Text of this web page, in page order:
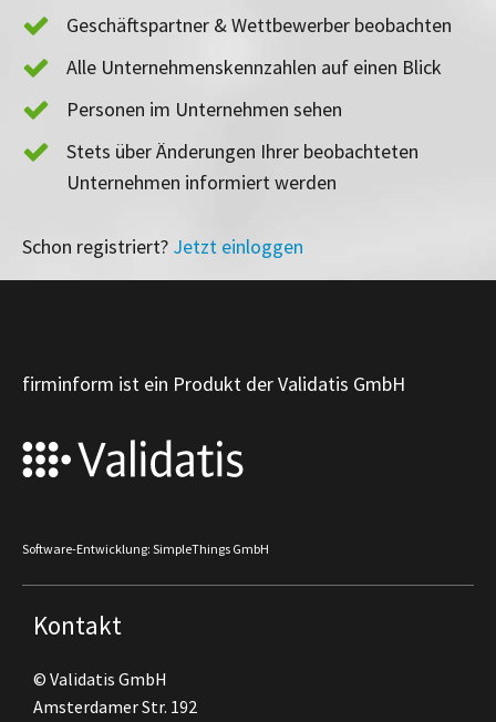
Geschäftspartner & Wettbewerber beobachten
Alle Unternehmenskennzahlen auf einen Blick
Personen im Unternehmen sehen
Stets über Änderungen Ihrer beobachteten
Unternehmen informiert werden
Schon registriert? Jetzt einloggen
firminform ist ein Produkt der Validatis GmbH
Software-Entwicklung: SimpleThings GmbH
Kontakt
© Validatis GmbH
Amsterdamer Str. 192